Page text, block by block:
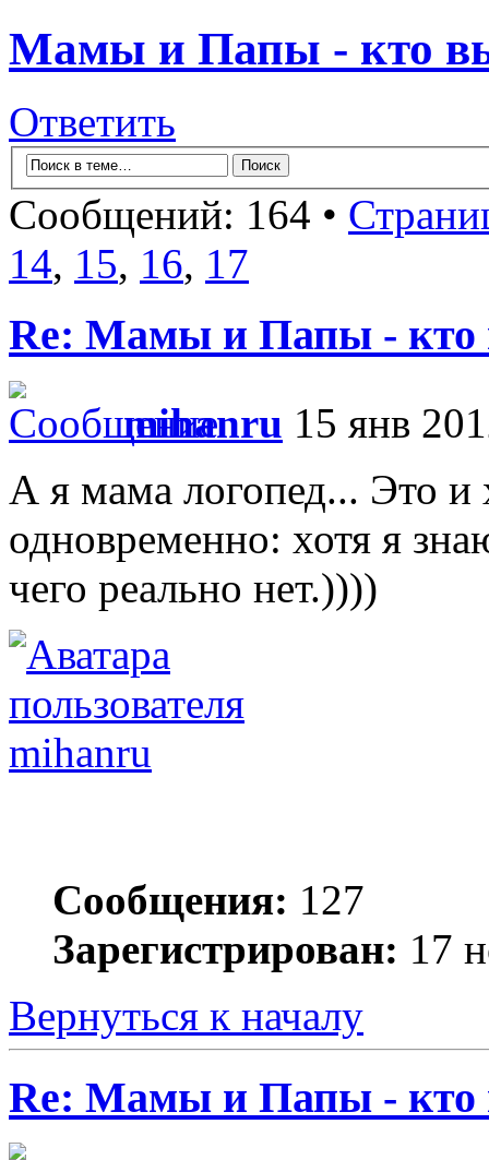
Мамы и Папы - кто
Ответить
Сообщений: 164 •
14, 15, 16, 17
Re: Мамы и Папы - кто
mihanru 15 янв
А я мама логопед... Это
одновременно: хотя я
чего реально нет.))))
mihanru
Сообщения: 127
Зарегистрирован: 17
Вернуться к началу
Re: Мамы и Папы - кто